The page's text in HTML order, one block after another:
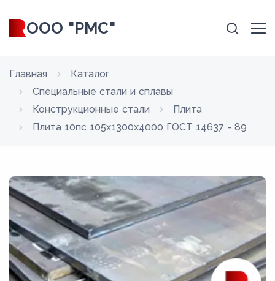
ООО "РМС"
Главная
Каталог
Специальные стали и сплавы
Конструкционные стали
Плита
Плита 10пс 105x1300x4000 ГОСТ 14637 - 89